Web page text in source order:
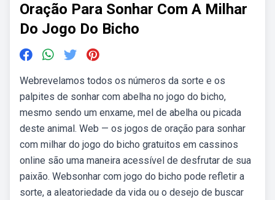
Oração Para Sonhar Com A Milhar
Do Jogo Do Bicho
Webrevelamos todos os números da sorte e os
palpites de sonhar com abelha no jogo do bicho,
mesmo sendo um enxame, mel de abelha ou picada
deste animal. Web — os jogos de oração para sonhar
com milhar do jogo do bicho gratuitos em cassinos
online são uma maneira acessível de desfrutar de sua
paixão. Websonhar com jogo do bicho pode refletir a
sorte, a aleatoriedade da vida ou o desejo de buscar